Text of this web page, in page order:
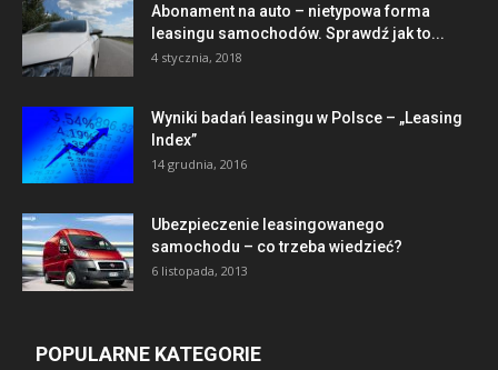
Abonament na auto – nietypowa forma
leasingu samochodów. Sprawdź jak to...
4 stycznia, 2018
Wyniki badań leasingu w Polsce – „Leasing
Index”
14 grudnia, 2016
Ubezpieczenie leasingowanego
samochodu – co trzeba wiedzieć?
6 listopada, 2013
POPULARNE KATEGORIE